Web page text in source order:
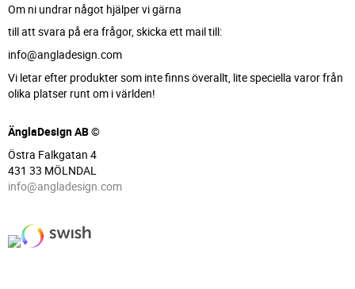
Om ni undrar något hjälper vi gärna
till att svara på era frågor, skicka ett mail till:
info@angladesign.com
Vi letar efter produkter som inte finns överallt, lite speciella varor från
olika platser runt om i världen!
ÄnglaDesign AB ©
Östra Falkgatan 4
431 33 MÖLNDAL
info@angladesign.com